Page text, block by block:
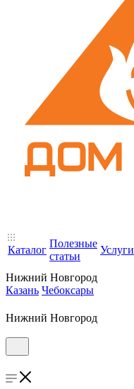
Каталог
Полезные
статьи
Услуги
Нижний Новгород
Казань Чебоксары
Нижний Новгород